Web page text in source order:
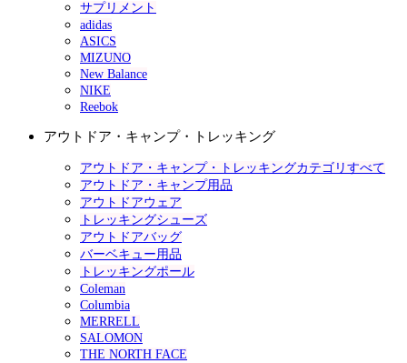
サプリメント
adidas
ASICS
MIZUNO
New Balance
NIKE
Reebok
アウトドア・キャンプ・トレッキング
アウトドア・キャンプ・トレッキングカテゴリすべて
アウトドア・キャンプ用品
アウトドアウェア
トレッキングシューズ
アウトドアバッグ
バーベキュー用品
トレッキングポール
Coleman
Columbia
MERRELL
SALOMON
THE NORTH FACE